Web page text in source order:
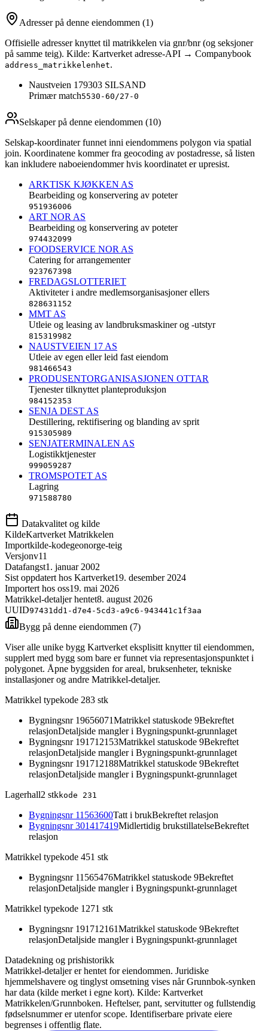
Adresser på denne eiendommen (1)
Offisielle adresser knyttet til matrikkelen via gnr/bnr (og seksjoner
på samme teig). Kilde: Kartverket adresse-API → Companybook
address_matrikkelenhet.
Naustveien 179303 SILSAND
Primær match5530-60/27-0
Selskaper på denne eiendommen (10)
Selskap-koordinater funnet inni eiendommens polygon via spatial
join. Koordinatene kommer fra geocoding av postadresse, så listen
kan inkludere naboeiendommer hvis koordinatet er upresist.
ARKTISK KJØKKEN AS
Bearbeiding og konservering av poteter
951936006
ART NOR AS
Bearbeiding og konservering av poteter
974432099
FOODSERVICE NOR AS
Catering for arrangementer
923767398
FREDAGSLOTTERIET
Aktiviteter i andre medlemsorganisasjoner ellers
828631152
MMT AS
Utleie og leasing av landbruksmaskiner og -utstyr
815319982
NAUSTVEIEN 17 AS
Utleie av egen eller leid fast eiendom
981466543
PRODUSENTORGANISASJONEN OTTAR
Tjenester tilknyttet planteproduksjon
984152353
SENJA DEST AS
Destillering, rektifisering og blanding av sprit
915305989
SENJATERMINALEN AS
Logistikktjenester
999059287
TROMSPOTET AS
Lagring
971588780
Datakvalitet og kilde
KildeKartverket Matrikkelen
Importkilde-kodegeonorge-teig
Versjonv11
Datafangst1. januar 2002
Sist oppdatert hos Kartverket19. desember 2024
Importert hos oss19. mai 2026
Matrikkel-detaljer hentet8. august 2026
UUID97431dd1-d7e4-5cd3-a9c6-943441c1f3aa
Bygg på denne eiendommen (7)
Viser alle unike bygg Kartverket eksplisitt knytter til eiendommen,
supplert med bygg som bare er funnet via representasjonspunktet i
polygonet. Åpne byggsiden for areal, bruksenheter, tekniske
installasjoner og andre Matrikkel-detaljer.
Matrikkel typekode 283 stk
Bygningsnr 19656071Matrikkel statuskode 9Bekreftet
relasjonDetaljside mangler i Bygningspunkt-grunnlaget
Bygningsnr 191712153Matrikkel statuskode 9Bekreftet
relasjonDetaljside mangler i Bygningspunkt-grunnlaget
Bygningsnr 191712188Matrikkel statuskode 9Bekreftet
relasjonDetaljside mangler i Bygningspunkt-grunnlaget
Lagerhall2 stkkode 231
Bygningsnr 11563600Tatt i brukBekreftet relasjon
Bygningsnr301417419Midlertidig brukstillatelseBekreftet
relasjon
Matrikkel typekode 451 stk
Bygningsnr 11565476Matrikkel statuskode 9Bekreftet
relasjonDetaljside mangler i Bygningspunkt-grunnlaget
Matrikkel typekode 1271 stk
Bygningsnr 191712161Matrikkel statuskode 9Bekreftet
relasjonDetaljside mangler i Bygningspunkt-grunnlaget
Datadekning og prishistorikk
Matrikkel-detaljer er hentet for eiendommen. Juridiske
hjemmelshavere og tinglyst omsetning vises når Grunnbok-synken
har data (kilde merket i egne kort). Kilde: Kartverket
Matrikkelen/Grunnboken. Heftelser, pant, servitutter og fullstendig
fødselsnummer er utenfor scope. Identifiserbare private eiere
begrenses i offentlig flate.